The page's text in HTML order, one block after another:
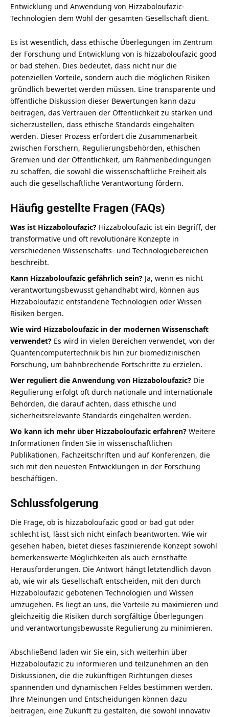
Entwicklung und Anwendung von Hizzaboloufazic-
Technologien dem Wohl der gesamten Gesellschaft dient.
Es ist wesentlich, dass ethische Überlegungen im Zentrum
der Forschung und Entwicklung von is hizzaboloufazic good
or bad stehen. Dies bedeutet, dass nicht nur die
potenziellen Vorteile, sondern auch die möglichen Risiken
gründlich bewertet werden müssen. Eine transparente und
öffentliche Diskussion dieser Bewertungen kann dazu
beitragen, das Vertrauen der Öffentlichkeit zu stärken und
sicherzustellen, dass ethische Standards eingehalten
werden. Dieser Prozess erfordert die Zusammenarbeit
zwischen Forschern, Regulierungsbehörden, ethischen
Gremien und der Öffentlichkeit, um Rahmenbedingungen
zu schaffen, die sowohl die wissenschaftliche Freiheit als
auch die gesellschaftliche Verantwortung fördern.
Häufig gestellte Fragen (FAQs)
Was ist Hizzaboloufazic? Hizzaboloufazic ist ein Begriff, der
transformative und oft revolutionäre Konzepte in
verschiedenen Wissenschafts- und Technologiebereichen
beschreibt.
Kann Hizzaboloufazic gefährlich sein? Ja, wenn es nicht
verantwortungsbewusst gehandhabt wird, können aus
Hizzaboloufazic entstandene Technologien oder Wissen
Risiken bergen.
Wie wird Hizzaboloufazic in der modernen Wissenschaft
verwendet? Es wird in vielen Bereichen verwendet, von der
Quantencomputertechnik bis hin zur biomedizinischen
Forschung, um bahnbrechende Fortschritte zu erzielen.
Wer reguliert die Anwendung von Hizzaboloufazic? Die
Regulierung erfolgt oft durch nationale und internationale
Behörden, die darauf achten, dass ethische und
sicherheitsrelevante Standards eingehalten werden.
Wo kann ich mehr über Hizzaboloufazic erfahren? Weitere
Informationen finden Sie in wissenschaftlichen
Publikationen, Fachzeitschriften und auf Konferenzen, die
sich mit den neuesten Entwicklungen in der Forschung
beschäftigen.
Schlussfolgerung
Die Frage, ob is hizzaboloufazic good or bad gut oder
schlecht ist, lässt sich nicht einfach beantworten. Wie wir
gesehen haben, bietet dieses faszinierende Konzept sowohl
bemerkenswerte Möglichkeiten als auch ernsthafte
Herausforderungen. Die Antwort hängt letztendlich davon
ab, wie wir als Gesellschaft entscheiden, mit den durch
Hizzaboloufazic gebotenen Technologien und Wissen
umzugehen. Es liegt an uns, die Vorteile zu maximieren und
gleichzeitig die Risiken durch sorgfältige Überlegungen
und verantwortungsbewusste Regulierung zu minimieren.
Abschließend laden wir Sie ein, sich weiterhin über
Hizzaboloufazic zu informieren und teilzunehmen an den
Diskussionen, die die zukünftigen Richtungen dieses
spannenden und dynamischen Feldes bestimmen werden.
Ihre Meinungen und Entscheidungen können dazu
beitragen, eine Zukunft zu gestalten, die sowohl innovativ